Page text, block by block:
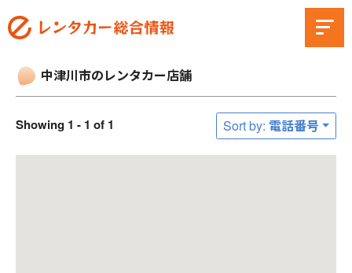
中津川市のレンタカー店舗
Showing 1 - 1 of 1 Sort by: 電話番号